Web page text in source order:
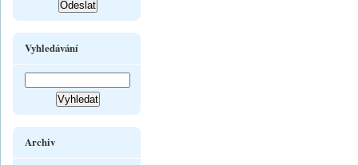
Vyhledávání
Archiv